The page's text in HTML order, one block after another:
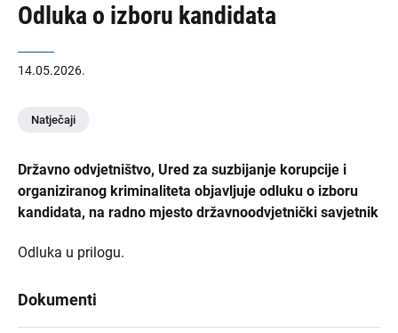
Odluka o izboru kandidata
14.05.2026.
Natječaji
Državno odvjetništvo, Ured za suzbijanje korupcije i
organiziranog kriminaliteta objavljuje odluku o izboru
kandidata, na radno mjesto državnoodvjetnički savjetnik
Odluka u prilogu.
Dokumenti